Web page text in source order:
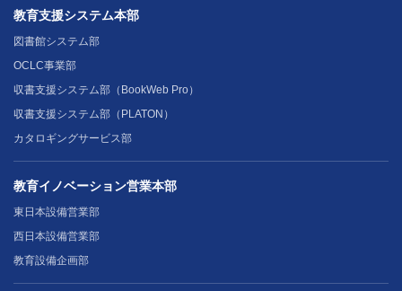
教育支援システム本部
図書館システム部
OCLC事業部
収書支援システム部（BookWeb Pro）
収書支援システム部（PLATON）
カタロギングサービス部
教育イノベーション営業本部
東日本設備営業部
西日本設備営業部
教育設備企画部